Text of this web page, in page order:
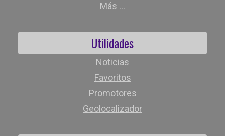
Más ...
Utilidades
Noticias
Favoritos
Promotores
Geolocalizador